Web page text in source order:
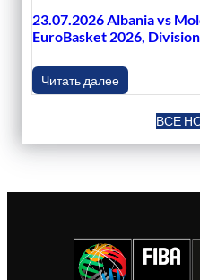
23.07.2026 Albania vs
EuroBasket 2026,
Читать далее
ВСЕ